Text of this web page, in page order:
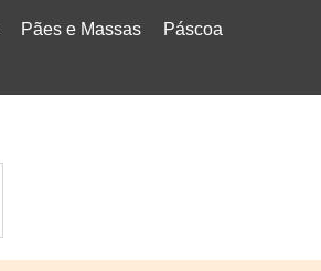
Pães e Massas
Páscoa